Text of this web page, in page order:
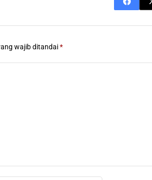
wajib ditandai*